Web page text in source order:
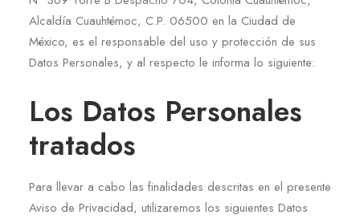
Alcaldía Cuauhtémoc, C.P. 06500 en la Ciudad de
México, es el responsable del uso y protección de sus
Datos Personales, y al respecto le informa lo siguiente:
Los Datos Personales
tratados
Para llevar a cabo las finalidades descritas en el presente
Aviso de Privacidad, utilizaremos los siguientes Datos